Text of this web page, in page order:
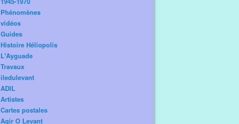
Phénomènes
vidéos
Guides
Histoire Héliopolis
L'Ayguade
Travaux
iledulevant
ADIL
Artistes
Cartes postales
Agir O Levant